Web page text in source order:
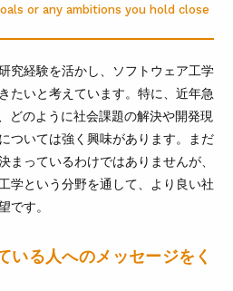
or any ambitions you hold close
究経験を活かし、ソフトウェア工学
たいと考えています。特に、近年急
どのように社会課題の解決や開発現
ついては強く興味があります。まだ
まっているわけではありませんが、
学という分野を通して、より良い社
です。
いる人へのメッセージをく